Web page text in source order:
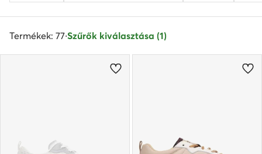
Termékek: 77·Szűrők kiválasztása (1)